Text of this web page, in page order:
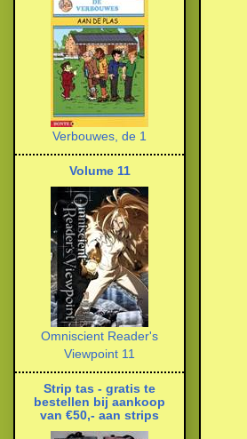
Verbouwes, de 1
Volume 11
Omniscient Reader's
Viewpoint 11
Strip tas - gratis te
bestellen bij aankoop
van €50,- aan strips